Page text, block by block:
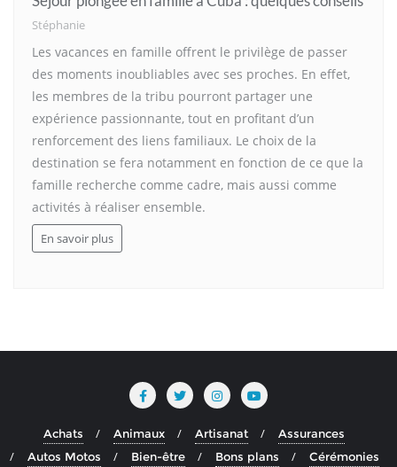
Stéphanie
Les vacances en famille offrent le privilège de passer
des moments inoubliables avec ses proches. En effet,
les membres de la tribu pourront partager une
expérience passionnante, tout en profitant d’un
renforcement des liens familiaux. Le choix de la
destination se fera notamment en fonction de ce que la
famille recherche comme cadre, mais aussi comme
activités à réaliser ensemble.
En savoir plus
Achats Animaux Artisanat
Assurances
Autos Motos
Bien-être Bons plans Cérémonies